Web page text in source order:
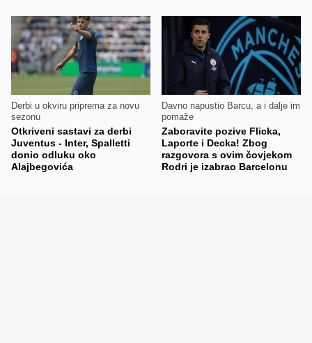
Derbi u okviru priprema za novu
sezonu
Otkriveni sastavi za derbi
Juventus - Inter, Spalletti
donio odluku oko
Alajbegovića
Davno napustio Barcu, a i dalje im
pomaže
Zaboravite pozive Flicka,
Laporte i Decka! Zbog
razgovora s ovim čovjekom
Rodri je izabrao Barcelonu